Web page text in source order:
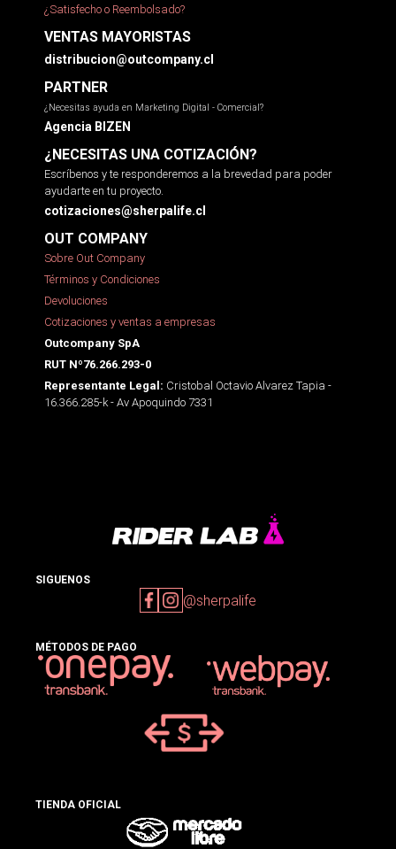
¿Satisfecho o Reembolsado?
VENTAS MAYORISTAS
distribucion@outcompany.cl
PARTNER
¿Necesitas ayuda en Marketing Digital - Comercial?
Agencia BIZEN
¿NECESITAS UNA COTIZACIÓN?
Escríbenos y te responderemos a la brevedad para poder
ayudarte en tu proyecto.
cotizaciones@sherpalife.cl
OUT COMPANY
Sobre Out Company
Términos y Condiciones
Devoluciones
Cotizaciones y ventas a empresas
Outcompany SpA
RUT Nº76.266.293-0
Representante Legal: Cristobal Octavio Alvarez Tapia -
16.366.285-k - Av Apoquindo 7331
SIGUENOS
@sherpalife
MÉTODOS DE PAGO
TIENDA OFICIAL